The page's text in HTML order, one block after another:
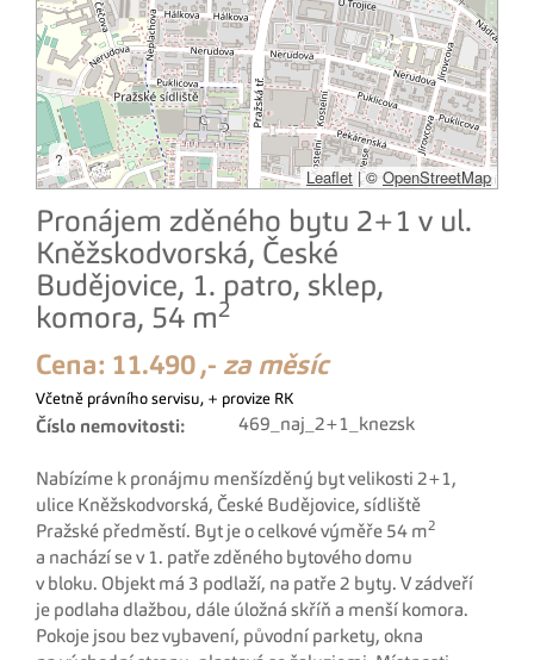
?
Leaflet |© OpenStreetMap
Pronájem zděného bytu 2+1 v ul.
Kněžskodvorská, České
Budějovice, 1. patro, sklep,
komora, 54 m2
Cena: 11.490 ,- za měsíc
Včetně právního servisu, + provize RK
Číslo nemovitosti: 469_naj_2+1_knezsk
Nabízíme k pronájmu menšízděný byt velikosti 2+1,
ulice Kněžskodvorská, České Budějovice, sídliště
Pražské předměstí. Byt je o celkové výměře 54 m2
a nachází se v 1. patře zděného bytového domu
v bloku. Objekt má 3 podlaží, na patře 2 byty. V zádveří
je podlaha dlažbou, dále úložná skříň a menší komora.
Pokoje jsou bez vybavení, původní parkety, okna